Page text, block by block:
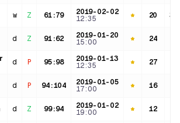
w Z 61:79
2019-02-02
12:35
20
d Z 91:62
2019-01-20
15:00
24
d P 95:98
2019-01-13
12:35
27
d P 94:104
2019-01-05
17:00
16
d Z 99:94
2019-01-02
19:00
12